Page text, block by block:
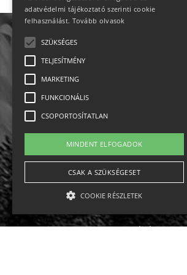
Állásajánlatok
Impresszum-kapcsolat
Jogi nyilatkozat
English
adatvédelmi tájékoztató szerinti cookie
felhasználást. Tovább olvasok
SZÜKSÉGES
TELJESÍTMÉNY
MARKETING
FUNKCIONÁLIS
CSOPORTOSÍTATLAN
MINDENT ELFOGADOK
CSAK A SZÜKSÉGESET
COOKIE RÉSZLETEK